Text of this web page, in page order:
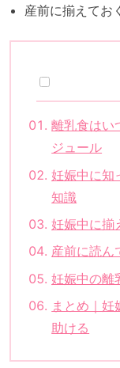
産前に揃えてお
離乳食はい
ジュール
妊娠中に知
知識
妊娠中に揃
産前に読ん
妊娠中の離
まとめ｜妊
助ける